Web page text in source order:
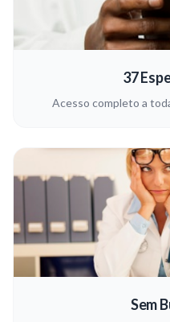
37
Acesso completo a
Sem